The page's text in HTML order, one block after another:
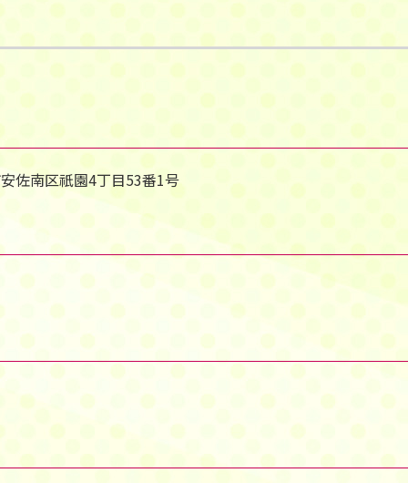
佐南区祇園4丁目53番1号